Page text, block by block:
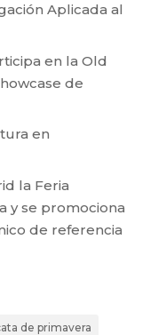
Aplicada al
en la Old
de
en
la Feria
y se promociona
de referencia
de primavera